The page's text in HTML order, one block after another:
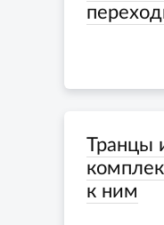
Транцы
к ним